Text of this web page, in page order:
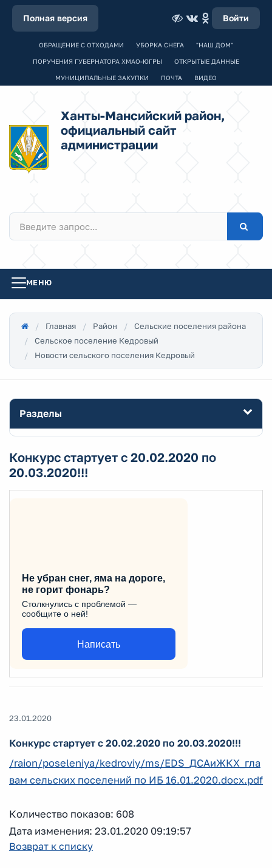
Полная версия Войти
ОБРАЩЕНИЕ С ОТХОДАМИ УБОРКА СНЕГА "НАШ ДОМ"
ПОРУЧЕНИЯ ГУБЕРНАТОРА ХМАО-ЮГРЫ ОТКРЫТЫЕ ДАННЫЕ
МУНИЦИПАЛЬНЫЕ ЗАКУПКИ ПОЧТА ВИДЕО
Ханты-Мансийский район,
официальный сайт
администрации
МЕНЮ
Главная Район
Сельские поселения района
Сельское поселение Кедровый
Новости сельского поселения Кедровый
Разделы
Конкурс стартует с 20.02.2020 по
20.03.2020!!!
Не убран снег, яма на дороге,
не горит фонарь?
Столкнулись с проблемой —
сообщите о ней!
Написать
23.01.2020
Конкурс стартует с 20.02.2020 по 20.03.2020!!!
/raion/poseleniya/kedroviy/ms/EDS_ДСАиЖКХ_гла
вам сельских поселений по ИБ 16.01.2020.docx.pdf
Количество показов: 608
Дата изменения: 23.01.2020 09:19:57
Возврат к списку